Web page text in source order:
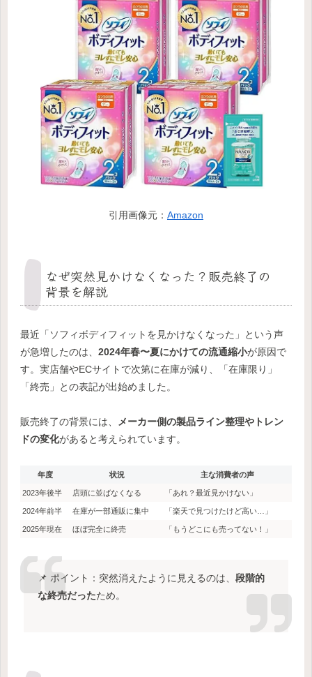
引用画像元： Amazon
なぜ突然見かけなくなった？販売終了の
背景を解説
最近「ソフィボディフィットを見かけなくなった」という声
が急増したのは、 2024年春〜夏にかけての流通縮小が原因で
す。実店舗やECサイトで次第に在庫が減り、「在庫限り」
「終売」との表記が出始めました。
販売終了の背景には、 メーカー側の製品ライン整理やトレン
ドの変化があると考えられています。
年度 状況 主な消費者の声
2023年後半 店頭に並ばなくなる 「あれ？最近見かけない」
2024年前半 在庫が一部通販に集中 「楽天で見つけたけど高い…」
2025年現在 ほぼ完全に終売 「もうどこにも売ってない！」
📌 ポイント：突然消えたように見えるのは、段階的
な終売だったため。